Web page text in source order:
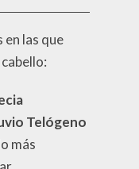
en las que
Telógeno
más